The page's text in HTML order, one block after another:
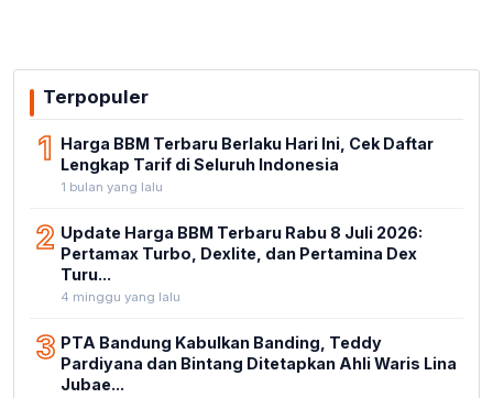
Terpopuler
1 Harga BBM Terbaru Berlaku Hari Ini, Cek Daftar
Lengkap Tarif di Seluruh Indonesia
1 bulan yang lalu
2 Update Harga BBM Terbaru Rabu 8 Juli 2026:
Pertamax Turbo, Dexlite, dan Pertamina Dex
Turu...
4 minggu yang lalu
3 PTA Bandung Kabulkan Banding, Teddy
Pardiyana dan Bintang Ditetapkan Ahli Waris Lina
Jubae...